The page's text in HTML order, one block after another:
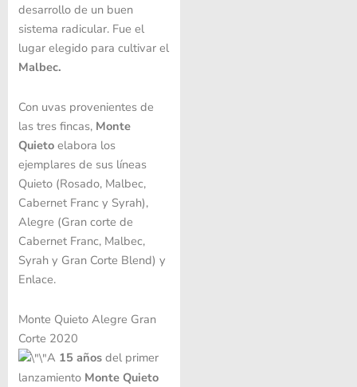
desarrollo de un buen
sistema radicular. Fue el
lugar elegido para cultivar el
Malbec.
Con uvas provenientes de
las tres fincas, Monte
Quieto elabora los
ejemplares de sus líneas
Quieto (Rosado, Malbec,
Cabernet Franc y Syrah),
Alegre (Gran corte de
Cabernet Franc, Malbec,
Syrah y Gran Corte Blend) y
Enlace.
Monte Quieto Alegre Gran
Corte 2020
A 15 años del primer
lanzamiento Monte Quieto